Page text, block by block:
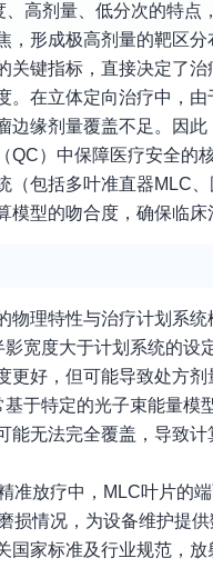
高剂量、低分次的特
形成极高剂量的靶区
键指标，直接决定了治
在立体定向治疗中，
缘剂量覆盖不足。因
）中保障医疗安全的核
包括多叶准直器MLC
型的吻合度，确保临床
理特性与治疗计划系
宽度大于计划系统的
好，但可能导致处方剂
于特定的光子束能量
无法完全覆盖，导致
放疗中，MLC叶片的
情况，为设备维护提供
家标准及行业规范，